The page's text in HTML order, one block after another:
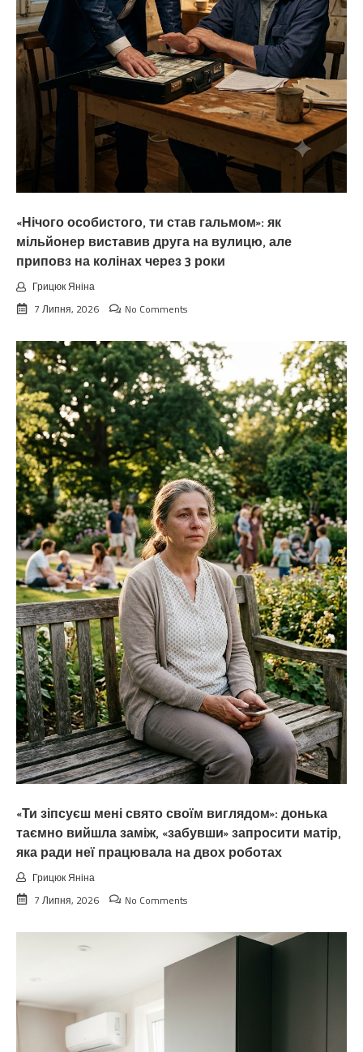
«Нічого особистого, ти став гальмом»: як
мільйонер виставив друга на вулицю, але
приповз на колінах через 3 роки
Грицюк Яніна
7 Липня, 2026
No Comments
«Ти зіпсуєш мені свято своїм виглядом»: донька
таємно вийшла заміж, «забувши» запросити матір,
яка ради неї працювала на двох роботах
Грицюк Яніна
7 Липня, 2026
No Comments